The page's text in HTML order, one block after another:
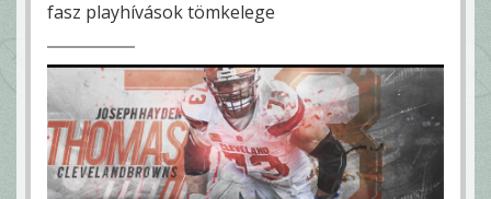
fasz playhívások tömkelege